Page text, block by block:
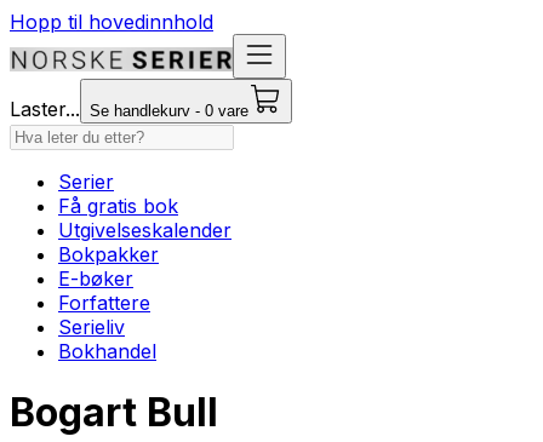
Hopp til hovedinnhold
Laster... Se handlekurv - 0 vare
Serier
Få gratis bok
Utgivelseskalender
Bokpakker
E-bøker
Forfattere
Serieliv
Bokhandel
Bogart Bull